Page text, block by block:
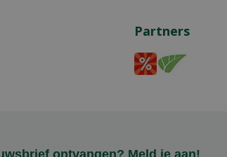
Partners
ontvangen? Meld je aan!